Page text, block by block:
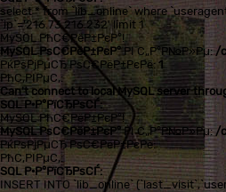
select * from `lib_online` where
`ip`='216.73.216.232' limit 1
MySQL РћС€РёР±РєР°!
MySQL РѕС€РёР±РєР° РІ С„Р°Р№Р»Рµ:/
РќРѕРјРµСЂ РѕС€РёР±РєРё: 1
РћС‚РІРµС‚:
Can't connect to local MySQL server
SQL Р·Р°РїСЂРѕСЃ:
MySQL РћС€РёР±РєР°!
MySQL РѕС€РёР±РєР°РІ С„Р°Р№Р»Рµ:/
РќРѕРјРµСЂ РѕС€РёР±РєРё:
РћС‚РІРµС‚:
SQL Р·Р°РїСЂРѕСЃ:
INSERT INTO `lib_online`